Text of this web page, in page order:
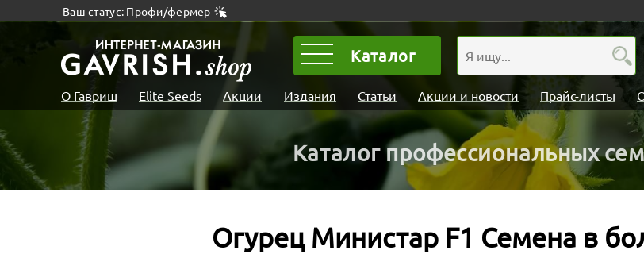
Ваш статус: Профи/фермер
Каталог
О Гавриш Elite Seeds Акции Издания Статьи Акции и новости Прайс-листы
Каталог профессиональных
Огурец Министар F1 Семена в